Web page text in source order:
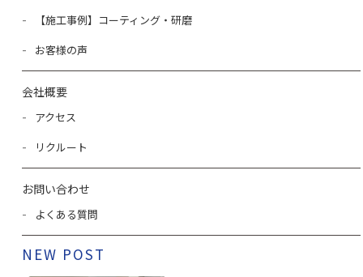
【施工事例】コーティング・研磨
お客様の声
会社概要
アクセス
リクルート
お問い合わせ
よくある質問
NEW POST